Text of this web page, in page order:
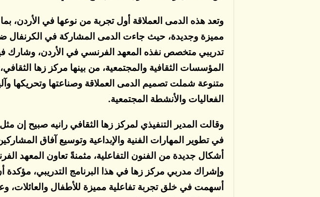
وتعد هذه الدمى العملاقة أول تجربة من نوعها في الأردن،
مميزة وجديدة، حيث جاءت الدمى المشاركة في الكرنفال
تدريبي متخصص نفذه المعهد الفرنسي في الأردن، وشارك
المؤسسات الثقافية والمجتمعية، من بينها مركز زها
متنوعة شملت تصميم الدمى العملاقة وصناعتها وتحريكها
الفعاليات والأنشطة المجتمعية.
وقالت المدير التنفيذي لمركز زها الثقافي رانيه صبيح إن
في تطوير المهارات الفنية والإبداعية وتوسيع آفاق
أشكال جديدة من الفنون التفاعلية، مثمنةً تعاون المعهد
وإشراك مدربي مركز زها في هذا البرنامج التدريبي، مؤكدة
أسهمت في خلق تجربة تفاعلية مميزة للأطفال والعائلات،